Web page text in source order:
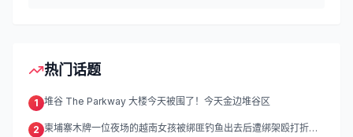
热门话题
1 堆谷 The Parkway 大楼今天被围了！今天金边堆谷区
2 柬埔寨木牌一位夜场的越南女孩被绑匪钓鱼出去后遭绑架殴打折